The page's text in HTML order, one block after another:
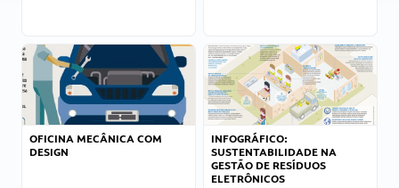
OFICINA MECÂNICA COM
DESIGN
INFOGRÁFICO:
SUSTENTABILIDADE NA
GESTÃO DE RESÍDUOS
ELETRÔNICOS